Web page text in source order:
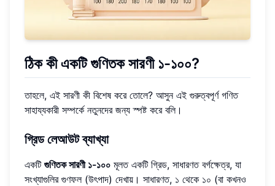
ঠিক কী একটি গুণিতক সারণী ১-১০০?
তাহলে, এই সারণী কী বিশেষ করে তোলে? আসুন এই গুরুত্বপূর্ণ গণিত
সাহায্যকারী সম্পর্কে নতুনদের জন্য স্পষ্ট করে বলি।
গ্রিড লেআউট ব্যাখ্যা
একটি গুণিতক সারণী ১-১০০ মূলত একটি গ্রিড, সাধারণত বর্গক্ষেত্র, যা
সংখ্যাগুলির গুণফল (উৎপাদ) দেখায়। সাধারণত, ১ থেকে ১০ (বা কখনও